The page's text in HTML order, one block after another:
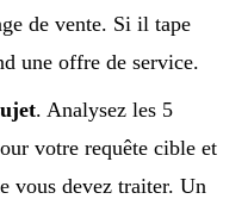
de vente. Si il tape
une offre de service.
. Analysez les 5
votre requête cible et
vous devez traiter. Un